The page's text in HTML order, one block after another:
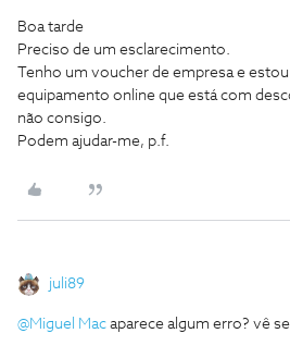
Boa tarde
Preciso de um esclarecimento.
Tenho um voucher de empresa e
equipamento online que está com
não consigo.
Podem ajudar-me, p.f.
juli89
@Miguel Mac aparece algum erro? vê se